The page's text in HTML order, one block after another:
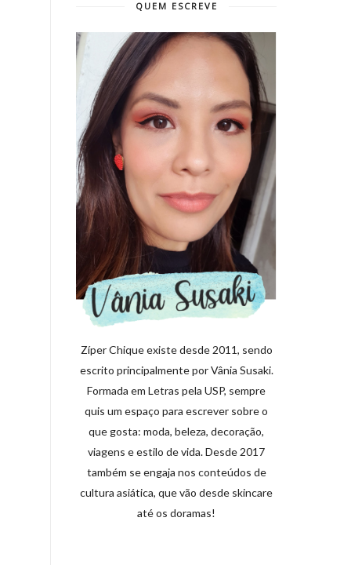
QUEM ESCREVE
Zíper Chique existe desde 2011, sendo
escrito principalmente por Vânia Susaki.
Formada em Letras pela USP, sempre
quis um espaço para escrever sobre o
que gosta: moda, beleza, decoração,
viagens e estilo de vida. Desde 2017
também se engaja nos conteúdos de
cultura asiática, que vão desde skincare
até os doramas!